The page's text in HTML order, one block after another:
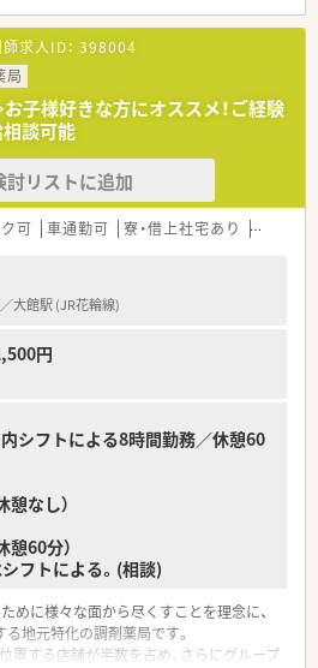
求人ID： 398004
局
子様好きな方にオススメ！ご経験
談可能
討リストに追加
可 車通勤可 寮・借上社宅あり 教育制
大館駅 (JR花輪線)
円
内シフトによる8時間勤務／休憩60
憩なし）
憩60分）
フトによる。(相談)
めに様々な面から尽くすことを理念に、
地元特化の調剤薬局です。
置する店舗が半数を占め、さらにグループ